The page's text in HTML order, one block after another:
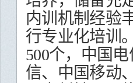
内训机制经验
行专业化培训
500个，中国
信、中国移动